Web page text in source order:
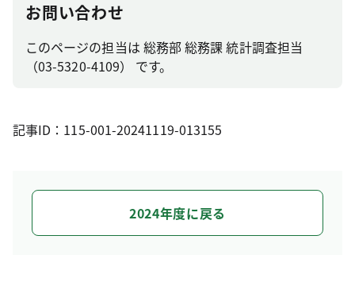
お問い合わせ
このページの担当は 総務部 総務課 統計調査担当
（03-5320-4109） です。
記事ID：115-001-20241119-013155
2024年度に戻る